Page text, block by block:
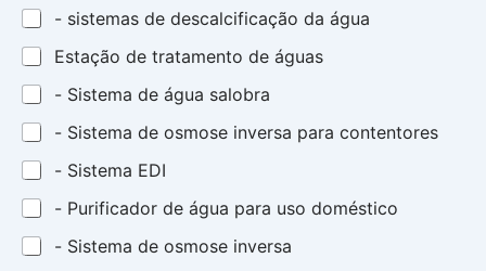
- sistemas de descalcificação da água
Estação de tratamento de águas
- Sistema de água salobra
- Sistema de osmose inversa para contentores
- Sistema EDI
- Purificador de água para uso doméstico
- Sistema de osmose inversa